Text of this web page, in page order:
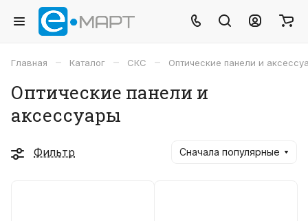
Главная – Каталог – СКС – Оптические панели и
Оптические панели и
аксессуары
Фильтр Сначала популярные